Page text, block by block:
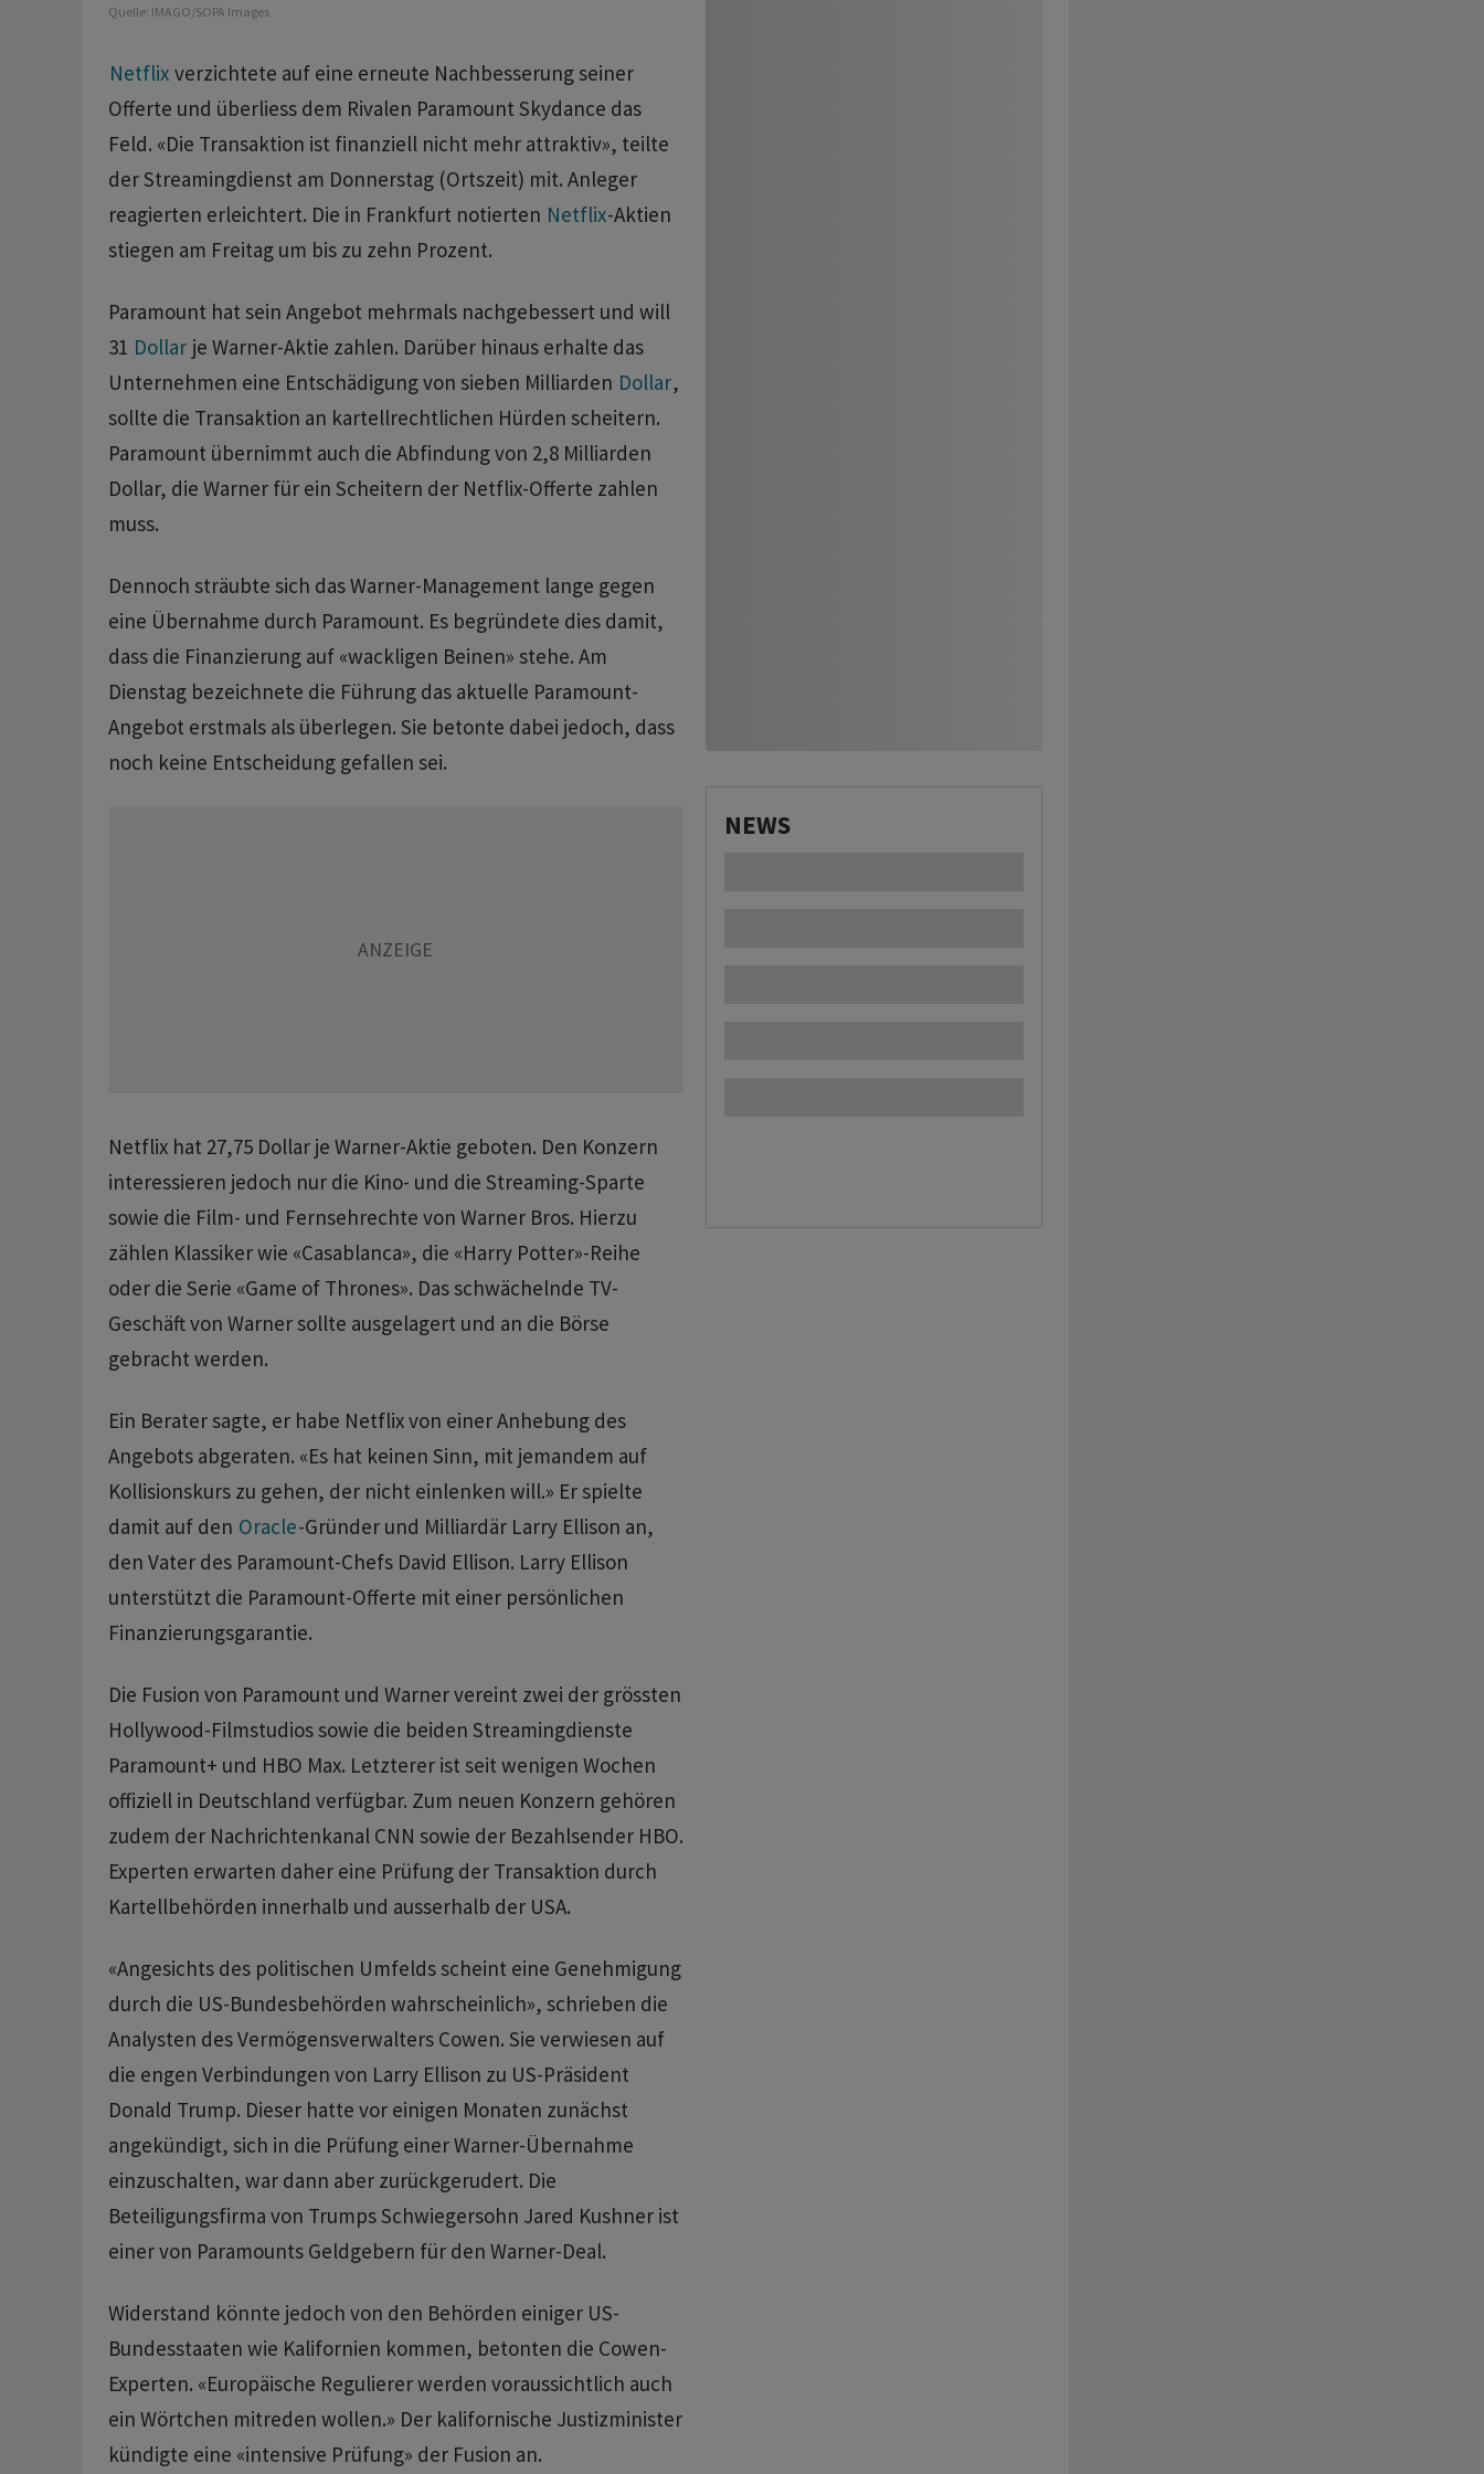
Quelle: IMAGO/SOPA Images
Netflix verzichtete auf eine erneute Nachbesserung seiner
Offerte und überliess ‌dem ⁠Rivalen Paramount Skydance das
Feld. «Die Transaktion ist finanziell nicht mehr attraktiv», teilte
der Streamingdienst am Donnerstag (Ortszeit) mit. Anleger
reagierten erleichtert. ⁠Die in Frankfurt notierten Netflix-Aktien
stiegen am Freitag um bis zu zehn Prozent.
Paramount hat sein Angebot mehrmals nachgebessert und will
31 Dollar ‌je Warner-Aktie zahlen. Darüber hinaus erhalte das
Unternehmen eine Entschädigung von sieben Milliarden ‌ Dollar,
sollte die Transaktion an kartellrechtlichen Hürden scheitern.
Paramount übernimmt ​auch die Abfindung von 2,8 Milliarden
Dollar, die Warner für ein Scheitern der Netflix-Offerte zahlen
muss.
Dennoch sträubte sich das Warner-Management lange gegen
eine Übernahme durch Paramount. Es begründete dies damit,
dass die Finanzierung auf «wackligen Beinen» stehe. Am
Dienstag bezeichnete die Führung das aktuelle Paramount-
Angebot erstmals als überlegen. Sie betonte dabei jedoch, dass
noch keine Entscheidung gefallen sei.
Netflix hat 27,75 Dollar je Warner-Aktie geboten. Den Konzern
interessieren jedoch nur die Kino- und die Streaming-Sparte
sowie die Film- und Fernsehrechte von Warner Bros. Hierzu
zählen Klassiker wie «Casablanca», die «Harry Potter»-Reihe
oder die Serie «Game of Thrones». Das ​schwächelnde TV-
Geschäft von Warner sollte ausgelagert und an die Börse
gebracht werden.
Ein Berater sagte, er ​habe Netflix von einer Anhebung des
Angebots abgeraten. «Es hat keinen Sinn, ​mit jemandem auf
Kollisionskurs zu gehen, der nicht einlenken will.» Er spielte
damit auf den Oracle-Gründer und Milliardär Larry Ellison an,
den Vater des ‌Paramount-Chefs David Ellison. Larry Ellison
unterstützt die Paramount-Offerte mit einer persönlichen
Finanzierungsgarantie.
Die Fusion von Paramount und Warner vereint zwei der grössten
Hollywood-Filmstudios sowie die beiden Streamingdienste
Paramount+ und HBO Max. Letzterer ist seit wenigen Wochen
offiziell in Deutschland verfügbar. ​Zum neuen ​Konzern gehören
zudem der Nachrichtenkanal CNN sowie der Bezahlsender ⁠HBO.
Experten erwarten daher eine Prüfung der Transaktion durch
Kartellbehörden innerhalb und ​ausserhalb der USA.
«Angesichts des politischen ⁠Umfelds scheint eine Genehmigung
durch die US-Bundesbehörden wahrscheinlich», schrieben die
Analysten des Vermögensverwalters Cowen. Sie verwiesen auf
die engen Verbindungen ‌von Larry Ellison zu US-Präsident
Donald Trump. Dieser hatte vor einigen Monaten zunächst
angekündigt, sich in die Prüfung einer Warner-Übernahme
einzuschalten, war dann aber zurückgerudert. Die
Beteiligungsfirma von Trumps Schwiegersohn Jared Kushner ist
‌einer von Paramounts Geldgebern für den Warner-Deal.
Widerstand könnte jedoch von den Behörden einiger US-
Bundesstaaten ​wie Kalifornien kommen, betonten die Cowen-
Experten. «Europäische Regulierer werden voraussichtlich auch
ein Wörtchen mitreden wollen.» Der kalifornische Justizminister
kündigte eine «intensive Prüfung» der Fusion an.
NEWS